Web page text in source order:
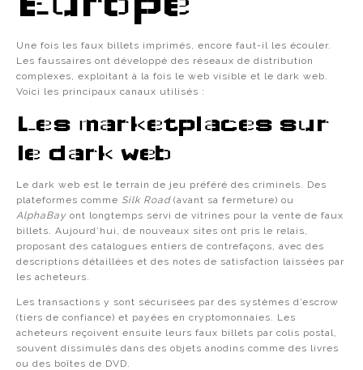
Une fois les faux billets imprimés, encore faut-il les écouler.
Les faussaires ont développé des réseaux de distribution
complexes, exploitant à la fois le web visible et le dark web.
Voici les principaux canaux utilisés :
Les marketplaces sur
le dark web
Le dark web est le terrain de jeu préféré des criminels. Des
plateformes comme Silk Road(avant sa fermeture) ou
AlphaBay ont longtemps servi de vitrines pour la vente de faux
billets. Aujourd’hui, de nouveaux sites ont pris le relais,
proposant des catalogues entiers de contrefaçons, avec des
descriptions détaillées et des notes de satisfaction laissées par
les acheteurs.
Les transactions y sont sécurisées par des systèmes d’escrow
(tiers de confiance) et payées en cryptomonnaies. Les
acheteurs reçoivent ensuite leurs faux billets par colis postal,
souvent dissimulés dans des objets anodins comme des livres
ou des boîtes de DVD.